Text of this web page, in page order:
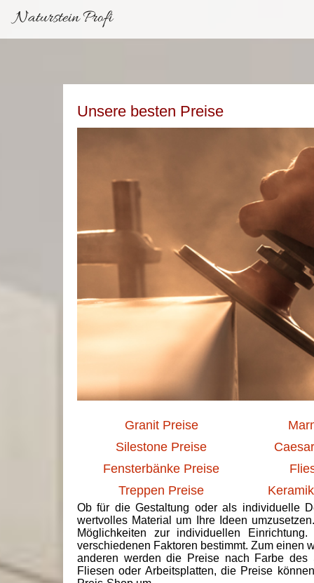
Naturstein Profi
Unsere besten Preise
Granit Preise
Silestone Preise
Fensterbänke Preise
Treppen Preise
Ob für die Gestaltung oder als individuelle
wertvolles Material um Ihre Ideen
Möglichkeiten zur individuellen
verschiedenen Faktoren bestimmt. Zum einen
anderen werden die Preise nach Farbe des
Fliesen oder Arbeitsplatten, die Preise